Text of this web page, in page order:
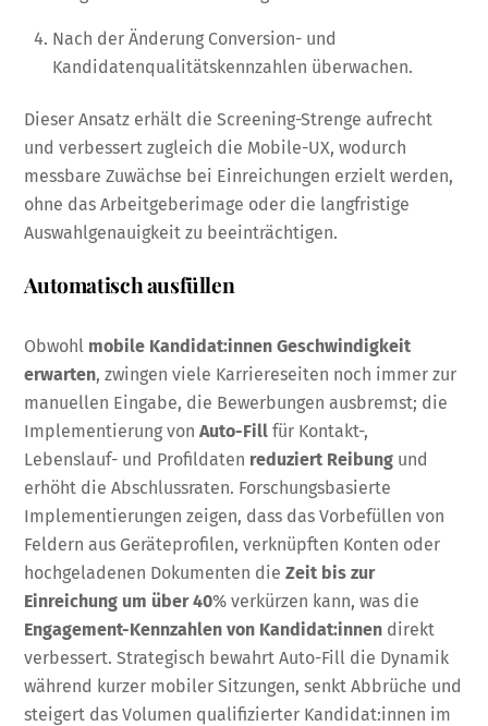
Nach der Änderung Conversion- und
Kandidatenqualitätskennzahlen überwachen.
Dieser Ansatz erhält die Screening-Strenge aufrecht
und verbessert zugleich die Mobile-UX, wodurch
messbare Zuwächse bei Einreichungen erzielt werden,
ohne das Arbeitgeberimage oder die langfristige
Auswahlgenauigkeit zu beeinträchtigen.
Automatisch ausfüllen
Obwohl mobile Kandidat:innen Geschwindigkeit
erwarten, zwingen viele Karriereseiten noch immer zur
manuellen Eingabe, die Bewerbungen ausbremst; die
Implementierung vonAuto-Fill für Kontakt-,
Lebenslauf- und Profildaten reduziert Reibung und
erhöht die Abschlussraten. Forschungsbasierte
Implementierungen zeigen, dass das Vorbefüllen von
Feldern aus Geräteprofilen, verknüpften Konten oder
hochgeladenen Dokumenten dieZeit bis zur
Einreichung um über 40% verkürzen kann, was die
Engagement-Kennzahlen von Kandidat:innen direkt
verbessert. Strategisch bewahrt Auto-Fill die Dynamik
während kurzer mobiler Sitzungen, senkt Abbrüche und
steigert das Volumen qualifizierter Kandidat:innen im